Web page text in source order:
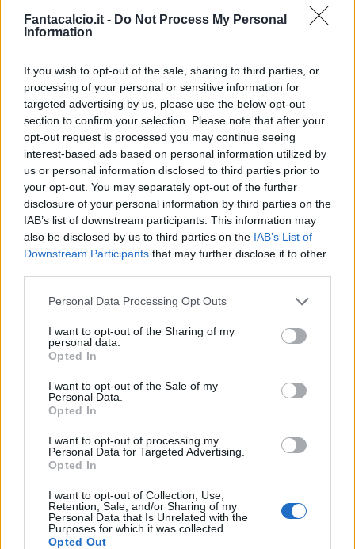
Fantacalcio.it - Do Not Process My Personal
Information
If you wish to opt-out of the sale, sharing to third parties, or
processing of your personal or sensitive information for
targeted advertising by us, please use the below opt-out
section to confirm your selection. Please note that after your
opt-out request is processed you may continue seeing
interest-based ads based on personal information utilized by
us or personal information disclosed to third parties prior to
your opt-out. You may separately opt-out of the further
disclosure of your personal information by third parties on the
IAB’s list of downstream participants. This information may
also be disclosed by us to third parties on the IAB’s List of
Downstream Participants that may further disclose it to other
Personal Data Processing Opt Outs
I want to opt-out of the Sharing of my
personal data.
Opted In
I want to opt-out of the Sale of my
Personal Data.
Opted In
I want to opt-out of processing my
Personal Data for Targeted Advertising.
Opted In
I want to opt-out of Collection, Use,
Retention, Sale, and/or Sharing of my
Personal Data that Is Unrelated with the
Purposes for which it was collected.
Opted Out
Classic Mantra
Riepilogo stagione
Titolare
Entrato 26 - 68
Scarica riepilogo
stagionale
Scarica
Giornata VotoFV Entrato Uscito Bonus/Malus
CAG 0-0 ROM